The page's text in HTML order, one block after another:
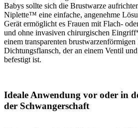
Babys sollte sich die Brustwarze
Niplette™ eine einfache, angenehme
Gerät ermöglicht es Frauen mit Flach-
und ohne invasiven chirurgischen
einem transparenten
Dichtungsflansch, der an einem Ventil
befestigt ist.
Ideale Anwendung vor oder in
der Schwangerschaft